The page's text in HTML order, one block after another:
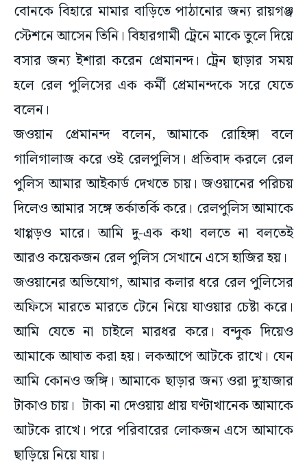
বোনকে বিহারে মামার বাড়িতে পাঠানোর জন্য রায়গঞ্জ
স্টেশনে আসেন তিনি। বিহারগামী ট্রেনে মাকে তুলে দিয়ে
বসার জন্য ইশারা করেন প্রেমানন্দ। ট্রেন ছাড়ার সময়
হলে রেল পুলিসের এক কর্মী প্রেমানন্দকে সরে যেতে
বলেন।
জওয়ান প্রেমানন্দ বলেন, আমাকে রোহিঙ্গা বলে
গালিগালাজ করে ওই রেলপুলিস। প্রতিবাদ করলে রেল
পুলিস আমার আইকার্ড দেখতে চায়। জওয়ানের পরিচয়
দিলেও আমার সঙ্গে তর্কাতর্কি করে। রেলপুলিস আমাকে
থাপ্পড়ও মারে। আমি দু-এক কথা বলতে না বলতেই
আরও কয়েকজন রেল পুলিস সেখানে এসে হাজির হয়।
জওয়ানের অভিযোগ, আমার কলার ধরে রেল পুলিসের
অফিসে মারতে মারতে টেনে নিয়ে যাওয়ার চেষ্টা করে।
আমি যেতে না চাইলে মারধর করে। বন্দুক দিয়েও
আমাকে আঘাত করা হয়। লকআপে আটকে রাখে। যেন
আমি কোনও জঙ্গি। আমাকে ছাড়ার জন্য ওরা দু’হাজার
টাকাও চায়। টাকা না দেওয়ায় প্রায় ঘণ্টাখানেক আমাকে
আটকে রাখে। পরে পরিবারের লোকজন এসে আমাকে
ছাড়িয়ে নিয়ে যায়।